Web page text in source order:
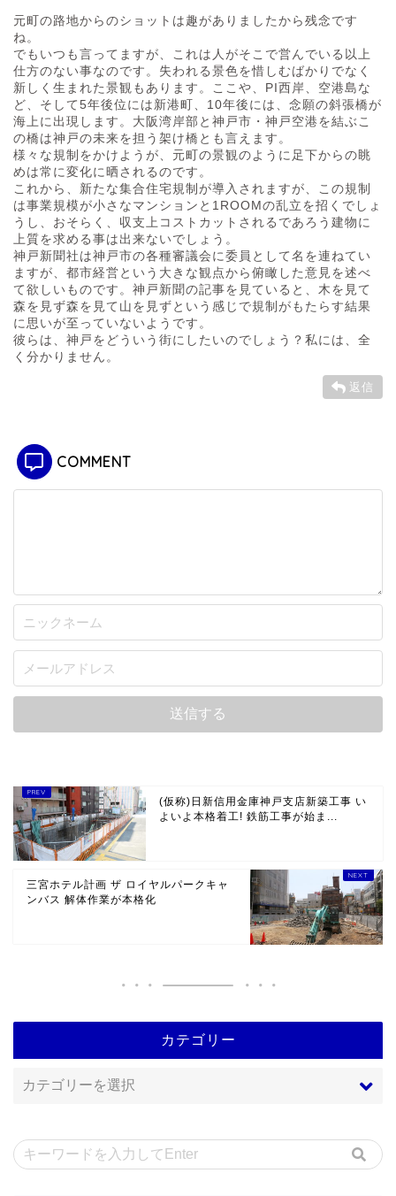
元町の路地からのショットは趣がありましたから残念です
ね。
でもいつも言ってますが、これは人がそこで営んでいる以上
仕方のない事なのです。失われる景色を惜しむばかりでなく
新しく生まれた景観もあります。ここや、PI西岸、空港島な
ど、そして5年後位には新港町、10年後には、念願の斜張橋が
海上に出現します。大阪湾岸部と神戸市・神戸空港を結ぶこ
の橋は神戸の未来を担う架け橋とも言えます。
様々な規制をかけようが、元町の景観のように足下からの眺
めは常に変化に晒されるのです。
これから、新たな集合住宅規制が導入されますが、この規制
は事業規模が小さなマンションと1ROOMの乱立を招くでしょ
うし、おそらく、収支上コストカットされるであろう建物に
上質を求める事は出来ないでしょう。
神戸新聞社は神戸市の各種審議会に委員として名を連ねてい
ますが、都市経営という大きな観点から俯瞰した意見を述べ
て欲しいものです。神戸新聞の記事を見ていると、木を見て
森を見ず森を見て山を見ずという感じで規制がもたらす結果
に思いが至っていないようです。
彼らは、神戸をどういう街にしたいのでしょう？私には、全
く分かりません。
返信
COMMENT
(仮称)日新信用金庫神戸支店新築工事 い
よいよ本格着工! 鉄筋工事が始ま...
三宮ホテル計画 ザ ロイヤルパークキャ
ンバス 解体作業が本格化
カテゴリー